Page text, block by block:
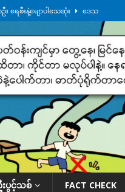
ရေစီးနဲ့မျောပါသေဆုံး ဒေသ
ေသအလိုက် သတင်းကဏ္ဍ
သတင်းကဏ္ဍ
ာရေးရာ
ရောက်ရှိ ဒေသအလိုက် သတင်း
းပွင့်သစ် FACT CHECK